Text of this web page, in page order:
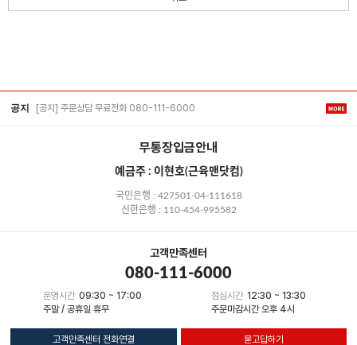
공지 [공지] 주문상담 무료전화 080-111-6000
무통장입금안내
예금주 : 이현호(근육맨닷컴)
국민은행 : 427501-04-111618
신한은행 : 110-454-995582
고객만족센터
080-111-6000
운영시간 09:30 ~ 17:00
주말 / 공휴일 휴무
점심시간 12:30 ~ 13:30
주문마감시간 오후 4시
고객만족센터 전화연결 묻고답하기